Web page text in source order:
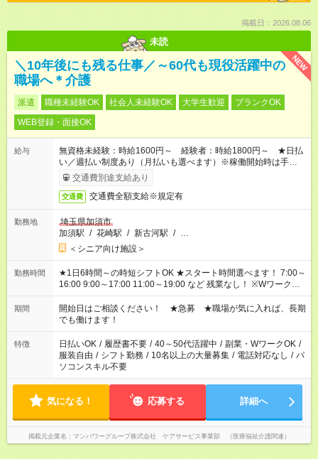
掲載日：2026.08.06
未読
NEW
＼10年後にも残る仕事／～60代も現役活躍中の
職場へ＊介護
派遣 職種未経験OK 社会人未経験OK 大学生歓迎
ブランクOK
WEB登録・面接OK
給与
無資格未経験：時給1600円～ 経験者：時給1800円～ ★日払
い／週払い制度あり（月払いも選べます）※稼働開始時は手続き
完了次第のお支払いとなります。
交通費別途支給あり
交通費 交通費全額支給※規定有
勤務地
埼玉県加須市
加須駅 / 花崎駅 / 新古河駅 / …
＜シニア向け施設＞
勤務時間
★1日6時間～の時短シフトOK ★スタート時間選べます！ 7:00～
16:00 9:00～17:00 11:00～19:00 など 残業なし！ ※Wワークの
場合、他のお仕事と合わせ週40時間超の就業はご案内できませ
ん ※法令に基づき、週20時間以上勤務は社会保険への加入対象
となります ※労働者派遣法（日雇い派遣の原則禁止）により、
短時間・短期間の就業はご案内が難しい場合があります
期間
開始日はご相談ください！ ★急募 ★職場が気に入れば、長期
でも働けます！
特徴 日払いOK / 履歴書不要 / 40～50代活躍中 / 副業・WワークOK /
服装自由 / シフト勤務 / 10名以上の大量募集 / 電話対応なし / パ
ソコンスキル不要
気になる！ 応募する 詳細へ
掲載元企業名 マンパワーグループ株式会社 ケアサービス事業部 （医療福祉介護関連）